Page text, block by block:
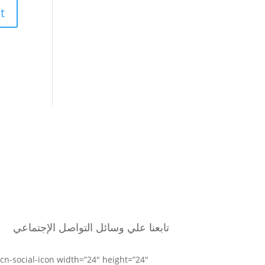
تابعنا علي وسائل التواصل الإجتماعي
social-icon width=”24″ height=”24″